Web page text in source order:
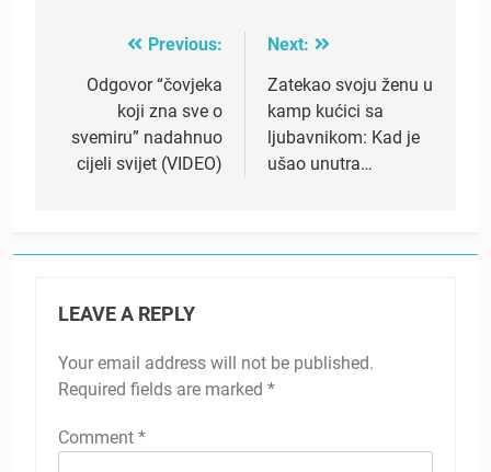
navigation
Previous:
Odgovor “čovjeka
koji zna sve o
svemiru” nadahnuo
cijeli svijet (VIDEO)
Next:
Zatekao svoju ženu u
kamp kućici sa
ljubavnikom: Kad je
ušao unutra…
LEAVE A REPLY
Your email address will not be published.
Required fields are marked *
Comment *